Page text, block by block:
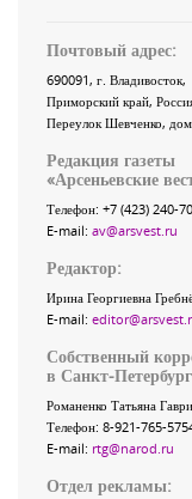
Почтовый адрес:
690091, г. Владивосток,
Приморский край,
Переулок Шевченко,
Редакция газеты
«Арсеньевские
Телефон: +7 (423) 240-
E-mail: av@arsvest.ru
Редактор:
Ирина Георгиевна
E-mail:
Собственный
в Санкт-
Романенко Татьяна
Телефон: 8-921-765-
E-mail: rtg@narod.ru
Отдел рекламы: